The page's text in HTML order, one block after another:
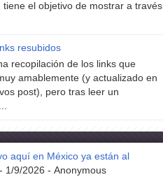
tiene el objetivo de mostrar a través
resubidos
recopilación de los links que
amablemente (y actualizado en
post), pero tras leer un
aquí en México ya están al
1/9/2026 - Anonymous